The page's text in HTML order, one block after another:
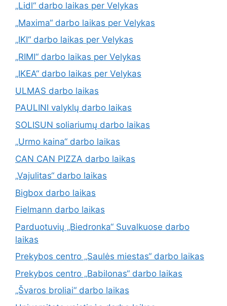
„Lidl“ darbo laikas per Velykas
„Maxima“ darbo laikas per Velykas
„IKI“ darbo laikas per Velykas
„RIMI“ darbo laikas per Velykas
„IKEA“ darbo laikas per Velykas
ULMAS darbo laikas
PAULINI valyklų darbo laikas
SOLISUN soliariumų darbo laikas
„Urmo kaina“ darbo laikas
CAN CAN PIZZA darbo laikas
„Vajulitas“ darbo laikas
Bigbox darbo laikas
Fielmann darbo laikas
Parduotuvių „Biedronka“ Suvalkuose darbo
laikas
Prekybos centro „Saulės miestas“ darbo laikas
Prekybos centro „Babilonas“ darbo laikas
„Švaros broliai“ darbo laikas